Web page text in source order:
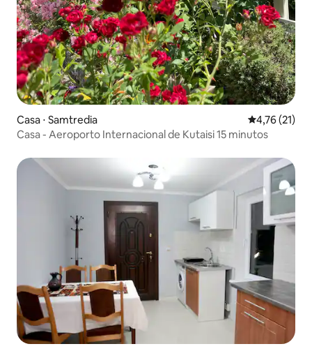
Casa ⋅ Samtredia 4,76 de uma
4,76 (21)
Casa - Aeroporto Internacional de Kutaisi 15 minutos